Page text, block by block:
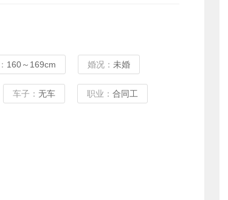
160～169cm 婚况： 未婚
车子： 无车 职业： 合同工